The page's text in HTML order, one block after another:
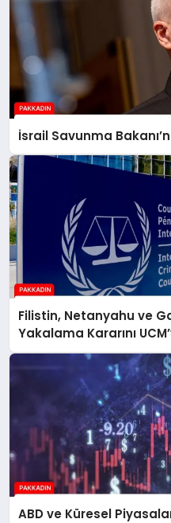
İsrail Savunma
Filistin, Netanyahu ve
Yakalama Kararını
ABD ve Küresel